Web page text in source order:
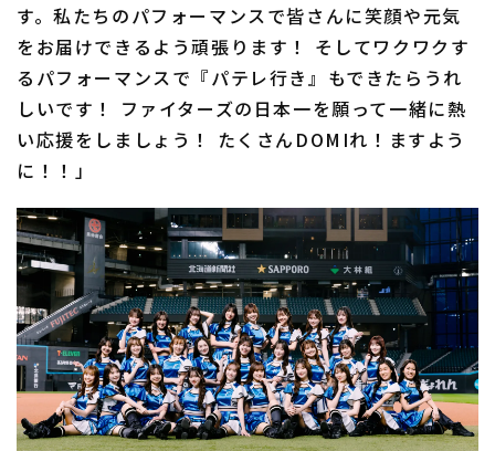
す。私たちのパフォーマンスで皆さんに笑顔や元気
をお届けできるよう頑張ります！ そしてワクワクす
るパフォーマンスで『パテレ行き』もできたらうれ
しいです！ ファイターズの日本一を願って一緒に熱
い応援をしましょう！ たくさんDOMIれ！ますよう
に！！」